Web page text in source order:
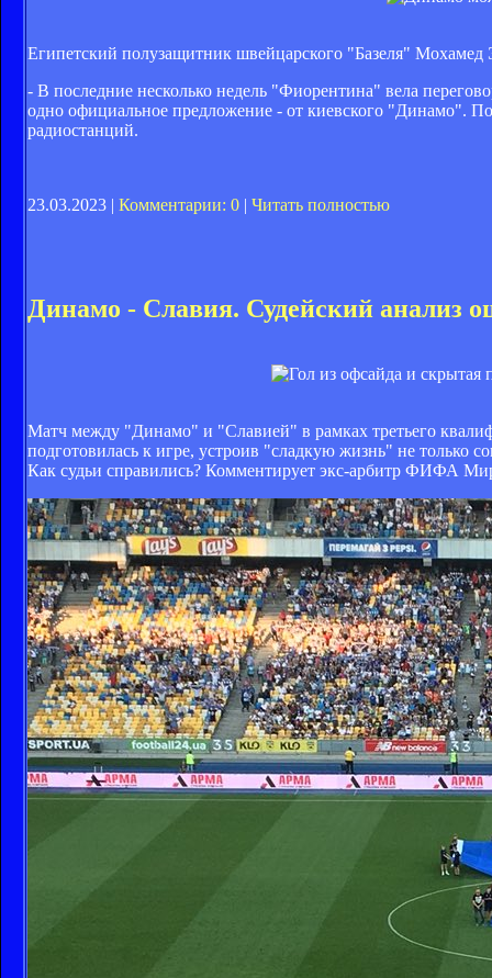
Египетский полузащитник швейцарского "Базеля" Мохамед
- В последние несколько недель "Фиорентина" вела
одно официальное предложение - от киевского "Динамо".
радиостанций.
23.03.2023 | Комментарии: 0 | Читать полностью
Динамо - Славия. Судейский анализ
Матч между "Динамо" и "Славией" в рамках третьего
подготовилась к игре, устроив "сладкую жизнь" не только
Как судьи справились? Комментирует экс-арбитр ФИФА